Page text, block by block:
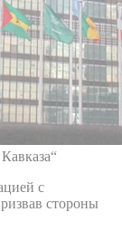
с
стороны